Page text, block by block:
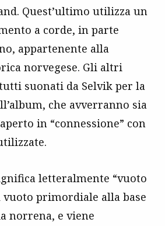
Quest’ultimo utilizza un
a corde, in parte
appartenente alla
norvegese. Gli altri
suonati da Selvik per la
che avverranno sia
in “connessione” con
letteralmente “vuoto
vuoto primordiale alla base
norrena, e viene